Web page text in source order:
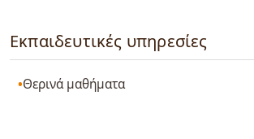
Εκπαιδευτικές υπηρεσίες
Θερινά μαθήματα